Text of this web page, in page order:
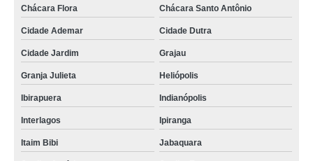
Chácara Flora Chácara Santo Antônio
Cidade Ademar Cidade Dutra
Cidade Jardim Grajau
Granja Julieta Heliópolis
Ibirapuera Indianópolis
Interlagos Ipiranga
Itaim Bibi Jabaquara